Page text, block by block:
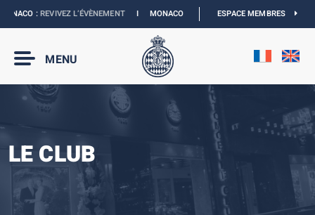
:REVIVEZ L’ÉVÈNEMENTIMONACO E-PRIX 2027 :LES DATES SONT
ESPACE MEMBRES
MENU
LE CLUB